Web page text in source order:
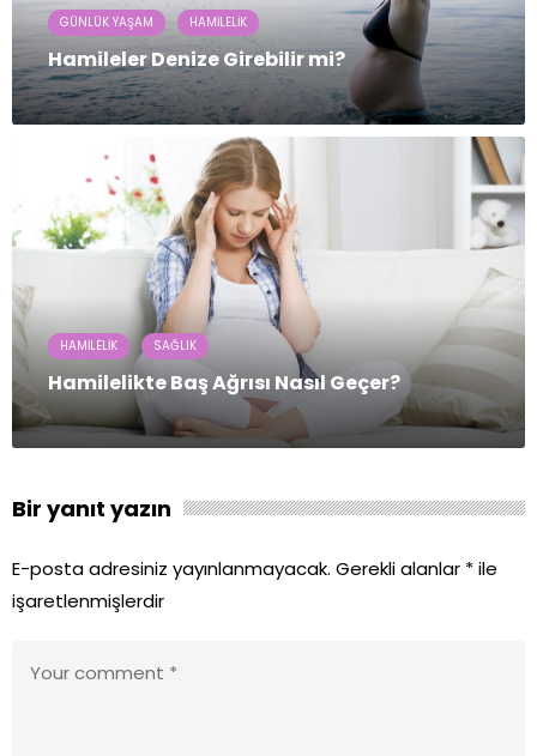
GÜNLÜK YAŞAM HAMILELIK
Hamileler Denize Girebilir mi?
HAMILELIK SAĞLIK
Hamilelikte Baş Ağrısı Nasıl Geçer?
Bir yanıt yazın
E-posta adresiniz yayınlanmayacak. Gerekli alanlar *ile
işaretlenmişlerdir